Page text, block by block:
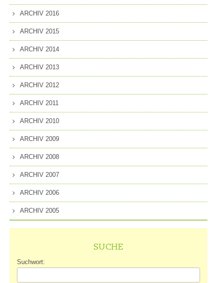
ARCHIV 2016
ARCHIV 2015
ARCHIV 2014
ARCHIV 2013
ARCHIV 2012
ARCHIV 2011
ARCHIV 2010
ARCHIV 2009
ARCHIV 2008
ARCHIV 2007
ARCHIV 2006
ARCHIV 2005
SUCHE
Suchwort: